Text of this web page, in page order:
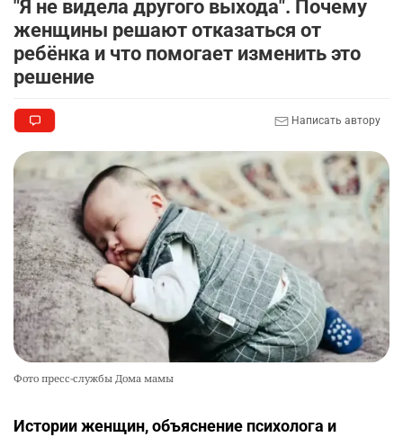
9
🤔 "Буллинг никуда не исчез". Что показала
экспертная оценка госпрограммы "ДосболLike"
2317 2 14
10
Казахстане продолжают расти цены на
2541 5 17
"Я не видела другого выхода". Почему
женщины решают отказаться от
ребёнка и что помогает изменить это
решение
Написать автору
Фото пресс-службы Дома мамы
Истории женщин, объяснение психолога и